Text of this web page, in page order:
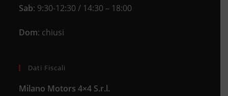
Sab: 9:30-12:30 / 14:30 – 18:00
Dom: chiusi
Dati Fiscali
Milano Motors 4×4 S.r.l.